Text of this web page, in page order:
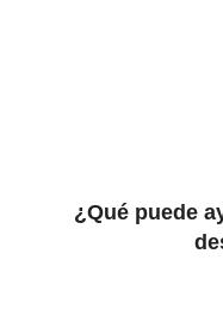
¿Qué puede